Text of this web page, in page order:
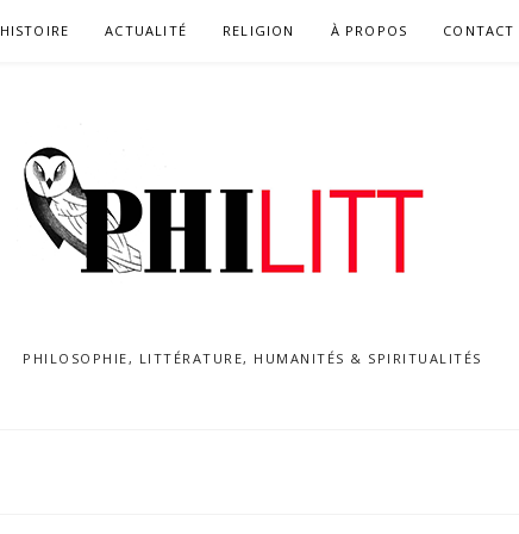
HISTOIRE ACTUALITÉ RELIGION À PROPOS CONTACT
PHILOSOPHIE, LITTÉRATURE, HUMANITÉS & SPIRITUALITÉS